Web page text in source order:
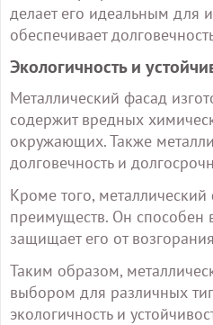
делает его идеальным для
обеспечивает
Экологичность и
Металлический фасад
содержит вредных
окружающих. Также
долговечность и
Кроме того,
преимуществ. Он способен
защищает его от
Таким образом,
выбором для различных
экологичность и